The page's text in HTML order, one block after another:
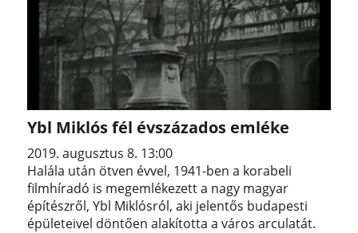
Ybl Miklós fél évszázados emléke
2019. augusztus 8. 13:00
Halála után ötven évvel, 1941-ben a korabeli
filmhíradó is megemlékezett a nagy magyar
építészről, Ybl Miklósról, aki jelentős budapesti
épületeivel döntően alakította a város arculatát.